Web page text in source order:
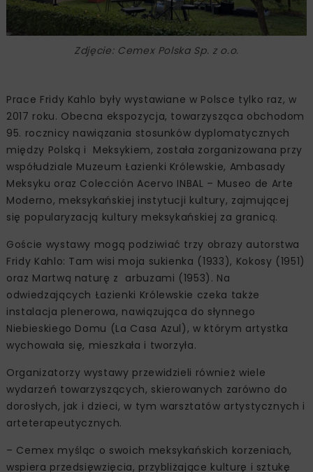
Zdjęcie: Cemex Polska Sp. z o.o.
Prace Fridy Kahlo były wystawiane w Polsce tylko raz, w
2017 roku. Obecna ekspozycja, towarzysząca obchodom
95. rocznicy nawiązania stosunków dyplomatycznych
między Polską i Meksykiem, została zorganizowana przy
współudziale Muzeum Łazienki Królewskie, Ambasady
Meksyku oraz Colección Acervo INBAL – Museo de Arte
Moderno, meksykańskiej instytucji kultury, zajmującej
się popularyzacją kultury meksykańskiej za granicą.
Goście wystawy mogą podziwiać trzy obrazy autorstwa
Fridy Kahlo: Tam wisi moja sukienka (1933), Kokosy (1951)
oraz Martwą naturę z arbuzami (1953). Na
odwiedzających Łazienki Królewskie czeka także
instalacja plenerowa, nawiązująca do słynnego
Niebieskiego Domu (La Casa Azul), w którym artystka
wychowała się, mieszkała i tworzyła.
Organizatorzy wystawy przewidzieli również wiele
wydarzeń towarzyszących, skierowanych zarówno do
dorosłych, jak i dzieci, w tym warsztatów artystycznych i
arteterapeutycznych.
– Cemex myśląc o swoich meksykańskich korzeniach,
wspiera przedsięwzięcia, przybliżające kulturę i sztukę